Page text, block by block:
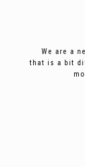
We are a
that is a bit